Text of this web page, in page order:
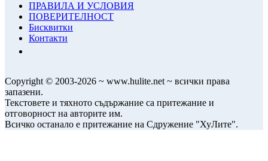
ПРАВИЛА И УСЛОВИЯ
ПОВЕРИТЕЛНОСТ
Бисквитки
Контакти
Copyright © 2003-2026 ~ www.hulite.net ~ всички права
запазени.
Текстовете и тяхното съдържание са притежание и
отговорност на авторите им.
Всичко останало е притежание на Сдружение "ХуЛите".